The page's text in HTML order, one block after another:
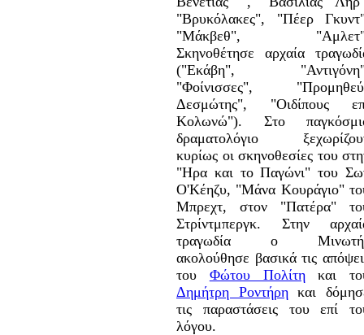
"Βρυκόλακες", "Πέερ
"Μάκβεθ",
Σκηνοθέτησε αρχαία
("Εκάβη",
"Φοίνισσες",
Δεσμώτης", "Οιδίπους
Κολωνώ"). Στο
δραματολόγιο
κυρίως οι σκηνοθεσίες του
"Ηρα και το Παγώνι" του
Ο'Κέηζυ, "Μάνα Κουράγιο"
Μπρεχτ, στον "Πατέρα"
Στρίντμπεργκ. Στην
τραγωδία ο
ακολούθησε βασικά τις
του Φώτου Πολίτηκαι
Δημήτρη Ροντήρηκαι
τις παραστάσεις του επί
λόγου.